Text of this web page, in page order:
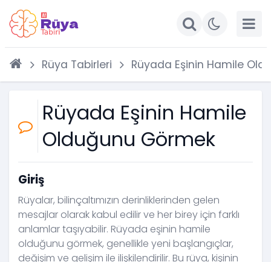
Rüya Tabirleri Rüyada Eşinin Hamile
Rüyada Eşinin Hamile
Olduğunu Görmek
Giriş
Rüyalar, bilinçaltımızın derinliklerinden gelen
mesajlar olarak kabul edilir ve her birey için farklı
anlamlar taşıyabilir. Rüyada eşinin hamile
olduğunu görmek, genellikle yeni başlangıçlar,
değişim ve gelişim ile ilişkilendirilir. Bu rüya, kişinin